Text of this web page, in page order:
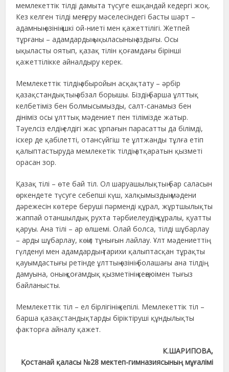
мемлекеттік тілді дамыта түсуге ешқандай кедергі жоқ.
Кез келген тілді меңгеру мәселесіндегі басты шарт –
адамның өзінің ішкі ой-ниеті мен қажеттілігі. Жетпей
тұрғаны – адамдардың ықыласының аздығы. Осы
ықыласты оятып, қазақ тілін қоғамдағы бірінші
қажеттілікке айналдыру керек.
Мемлекеттік тілдің абыройын асқақтату – әрбір
қазақстандықтың абзал борышы. Біздің барша ұлттық
келбетіміз бен болмысымызды, салт-санамыз бен
дініміз осы ұлттық мәдениет пен тілімізде жатыр.
Тәуелсіз елдің елдігі жас ұрпағын парасатты да білімді,
іскер де қабілетті, отансүйгіш те ұлтжанды тұлға етіп
қалыптастыруда мемлекетік тілдің атқаратын қызметі
орасан зор.
Қазақ тілі – өте бай тіл. Ол шаруашылықтың бар саласын
өркендете түсуге себепші күш, халқымыздың мәдени
дәрежесін көтере беруші пәрменді құрал, жұртшылықты
жаппай отаншылдық рухта тәрбиелеудің құралы, қуатты
қаруы. Ана тілі – ар өлшемі. Олай болса, тілді шұбарлау
– арды шұбарлау, көңіл тұнығын лайлау. Ұлт мәдениеттің
гүлденуі мен адамдардың тарихи қалыптасқан тұрақты
қауымдастығы ретінде ұлттың өзінің болашағы ана тілдің
дамуына, оның қоғамдық қызметінің кеңеюімен тығыз
байланысты.
Мемлекеттік тіл – ел бірлігінің кепілі. Мемлекеттік тіл –
барша қазақстандықтарды біріктіруші құндылықты
факторға айналу қажет.
К.ШАРИПОВА,
Қостанай қаласы №28 мектеп-гимназиясының мұғалімі